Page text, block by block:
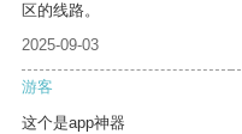
区的线路。
2025-09-03
游客
这个是app神器